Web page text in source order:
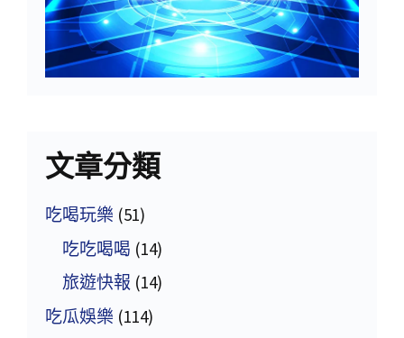
文章分類
吃喝玩樂 (51)
吃吃喝喝 (14)
旅遊快報 (14)
吃瓜娛樂 (114)